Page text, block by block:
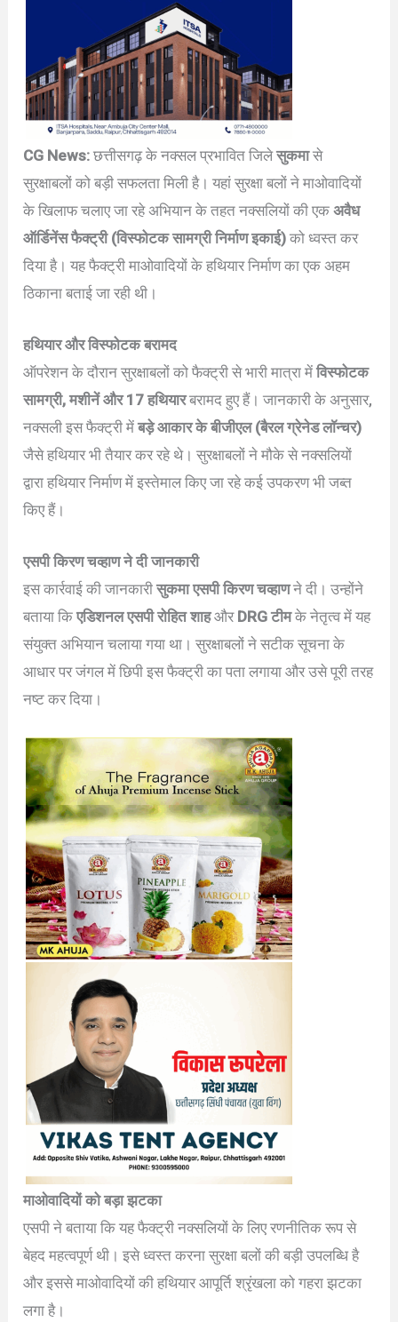
CG News: छत्तीसगढ़ के नक्सल प्रभावित जिलेसुकमासे
सुरक्षाबलों को बड़ी सफलता मिली है। यहां सुरक्षा बलों ने माओवादियों
के खिलाफ चलाए जा रहे अभियान के तहत नक्सलियों की एकअवैध
ऑर्डिनेंस फैक्ट्री (विस्फोटक सामग्री निर्माण इकाई) को ध्वस्त कर
दिया है। यह फैक्ट्री माओवादियों के हथियार निर्माण का एक अहम
ठिकाना बताई जा रही थी।
हथियार और विस्फोटक बरामद
ऑपरेशन के दौरान सुरक्षाबलों को फैक्ट्री से भारी मात्रा मेंविस्फोटक
सामग्री, मशीनें और 17 हथियारबरामद हुए हैं। जानकारी के अनुसार,
नक्सली इस फैक्ट्री मेंबड़े आकार के बीजीएल (बैरल ग्रेनेड लॉन्चर)
जैसे हथियार भी तैयार कर रहे थे। सुरक्षाबलों ने मौके से नक्सलियों
द्वारा हथियार निर्माण में इस्तेमाल किए जा रहे कई उपकरण भी जब्त
किए हैं।
एसपी किरण चव्हाण ने दी जानकारी
इस कार्रवाई की जानकारीसुकमा एसपी किरण चव्हाणने दी। उन्होंने
बताया किएडिशनल एसपी रोहित शाहऔर DRG टीमके नेतृत्व में यह
संयुक्त अभियान चलाया गया था। सुरक्षाबलों ने सटीक सूचना के
आधार पर जंगल में छिपी इस फैक्ट्री का पता लगाया और उसे पूरी तरह
नष्ट कर दिया।
माओवादियों को बड़ा झटका
एसपी ने बताया कि यह फैक्ट्री नक्सलियों के लिए रणनीतिक रूप से
बेहद महत्वपूर्ण थी। इसे ध्वस्त करना सुरक्षा बलों की बड़ी उपलब्धि है
और इससे माओवादियों की हथियार आपूर्ति श्रृंखला को गहरा झटका
लगा है।